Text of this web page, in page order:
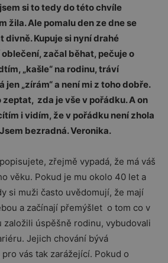
si to tedy do této chvíle
žila. Ale pomalu den ze dne se
divně. Kupuje si nyní drahé
začal běhat, pečuje o
„kašle“ na rodinu, tráví
jen „zírám“ a není mi z toho dobře.
zeptat, zda je vše v pořádku. A on
i vidím, že v pořádku není zhola
bezradná. Veronika.
zřejmě vypadá, že má váš
věku. Pokud je mu okolo 40 let a
si muži často uvědomují, že mají
a začínají přemýšlet o tom co v
založili úspěšně rodinu, vybudovali
Jejich chování bývá
vás tak zarážející. Pokud o